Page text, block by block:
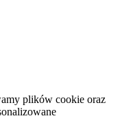
plików cookie oraz